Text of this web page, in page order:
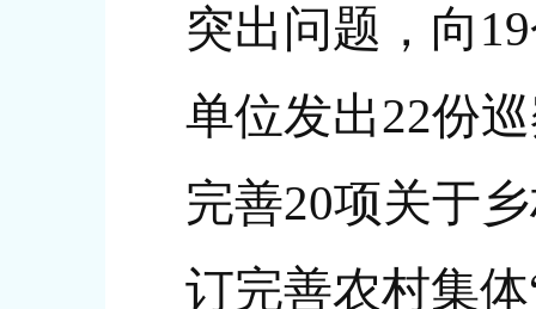
突出问题，向
单位发出22份
完善20项关于
订完善农村集